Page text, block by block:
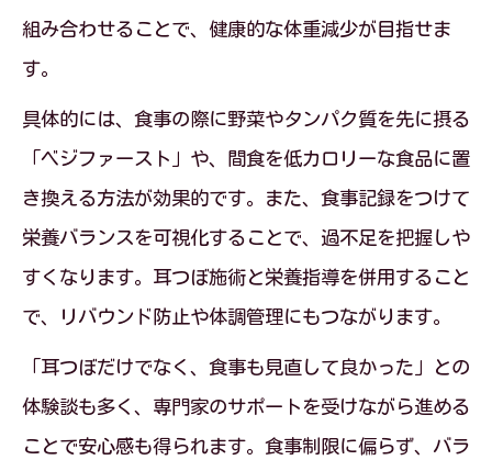
組み合わせることで、健康的な体重減少が目指せま
す。
具体的には、食事の際に野菜やタンパク質を先に摂る
「ベジファースト」や、間食を低カロリーな食品に置
き換える方法が効果的です。また、食事記録をつけて
栄養バランスを可視化することで、過不足を把握しや
すくなります。耳つぼ施術と栄養指導を併用すること
で、リバウンド防止や体調管理にもつながります。
「耳つぼだけでなく、食事も見直して良かった」との
体験談も多く、専門家のサポートを受けながら進める
ことで安心感も得られます。食事制限に偏らず、バラ